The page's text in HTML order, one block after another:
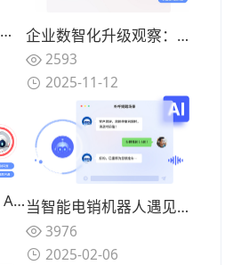
ai电话销售机器人（一年可打上百万电话） 企业数智化升级观察：语音机器人如何助力企业服务降本增效
2593
2025-11-12
揭秘智能电销机器人：AI如何让销售流程变得更高效、更智能？ 当智能电销机器人遇见大数据：精准营销的新时代已经来
3976
2025-02-06